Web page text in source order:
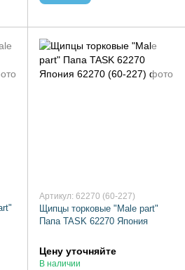
Артикул: 62270 (60-227)
Щипцы торковые "Male part"
Папа TASK 62270 Япония
Цену уточняйте
В наличии